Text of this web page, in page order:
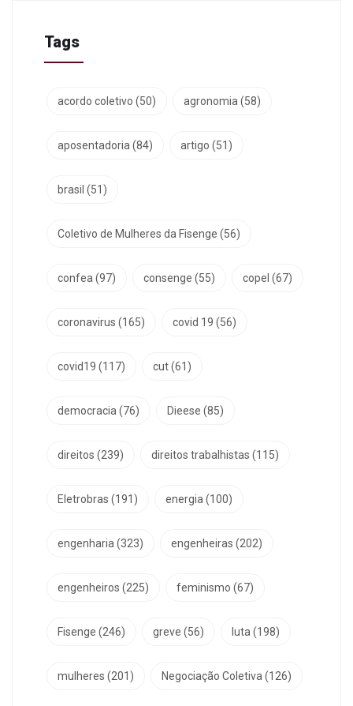
Tags
acordo coletivo (50) agronomia (58)
aposentadoria (84) artigo (51)
brasil (51)
Coletivo de Mulheres da Fisenge (56)
confea (97) consenge (55) copel (67)
coronavirus (165) covid 19 (56)
covid19 (117) cut(61)
democracia (76) Dieese (85)
direitos (239) direitos trabalhistas (115)
Eletrobras (191) energia (100)
engenharia (323) engenheiras (202)
engenheiros (225) feminismo (67)
Fisenge (246) greve (56) luta (198)
mulheres (201) Negociação Coletiva (126)